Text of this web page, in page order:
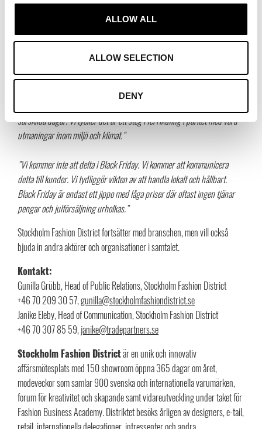
ALLOW ALL
ALLOW SELECTION
DENY
Många upplever inte fenomenet Black Friday som försvarbart i samband
med den så aktuellahållbarhetsfrågan, varför fler och fler väljer att
ställa sig utanför. En strömning som inte enbart förekommer i Sverige
kommentarerna:
särskilda dagar. Vi tycker det är ett steg i fel riktning i paritet med våra
utmaningar inom miljö och klimat.”
”Vi kommer inte att delta i Black Friday. Vi kommer att kommunicera
detta till kunder. Vi tydliggör vikten av att handla lokalt och hållbart.
Black Friday är endast ett jippo med låga priser där oftast ingen tjänar
pengar och julförsäljning urholkas.”
Stockholm Fashion District fortsätter med branschen, men vill också
bjuda in andra aktörer och organisationer i samtalet.
Kontakt:
Gunilla Grübb, Head of Public Relations, Stockholm Fashion District
+46 70 209 30 57,gunilla@stockholmfashiondistrict.se
Janike Eleby, Head of Communication, Stockholm Fashion District
+46 70 307 85 59,janike@tradepartners.se​
Stockholm Fashion Districtär en unik och innovativ
affärsmötesplats med 150 showroom öppna 365 dagar om året,
modeveckor som samlar 900 svenska och internationella varumärken,
forum för kreativitet och skapande samt vidareutveckling under taket för
Fashion Business Academy. Distriktet besöks årligen av designers, e-tail,